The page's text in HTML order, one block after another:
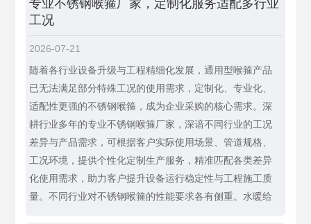
专业不锈钢喉箍厂家，定制化服务适配多行业
工况
2026-07-21
随着各行业设备升级与工程精细化发展，通用型喉箍产品
已无法满足部分特殊工况的使用需求，定制化、专业化、
适配性更强的不锈钢喉箍，成为企业采购的核心需求。深
耕行业多年的专业不锈钢喉箍厂家，深谙不同行业的工况
差异与产品需求，可根据客户实际使用场景、管道规格、
工况环境，提供个性化定制生产服务，精准匹配各类差异
化使用需求，助力客户提升设备运行稳定性与工程施工质
量。不同行业对不锈钢喉箍的性能要求各有侧重。水暖给